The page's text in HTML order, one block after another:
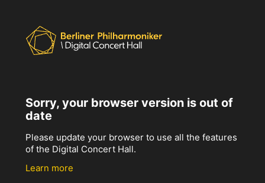
Sorry, your browser version is out of
date
Please update your browser to use all the features
of the Digital Concert Hall.
Learn more